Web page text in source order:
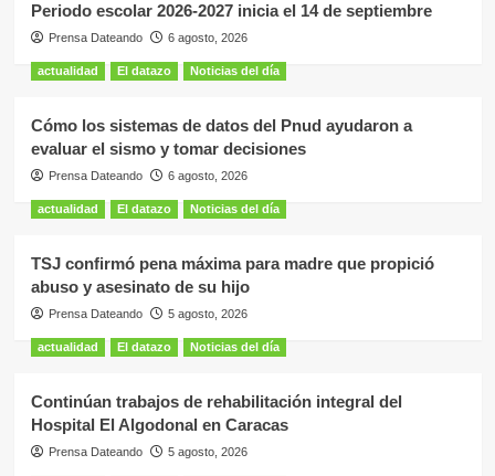
Periodo escolar 2026-2027 inicia el 14 de septiembre
Prensa Dateando 6 agosto, 2026
actualidad El datazo Noticias del día
Cómo los sistemas de datos del Pnud ayudaron a
evaluar el sismo y tomar decisiones
Prensa Dateando 6 agosto, 2026
actualidad El datazo Noticias del día
TSJ confirmó pena máxima para madre que propició
abuso y asesinato de su hijo
Prensa Dateando 5 agosto, 2026
actualidad El datazo Noticias del día
Continúan trabajos de rehabilitación integral del
Hospital El Algodonal en Caracas
Prensa Dateando 5 agosto, 2026